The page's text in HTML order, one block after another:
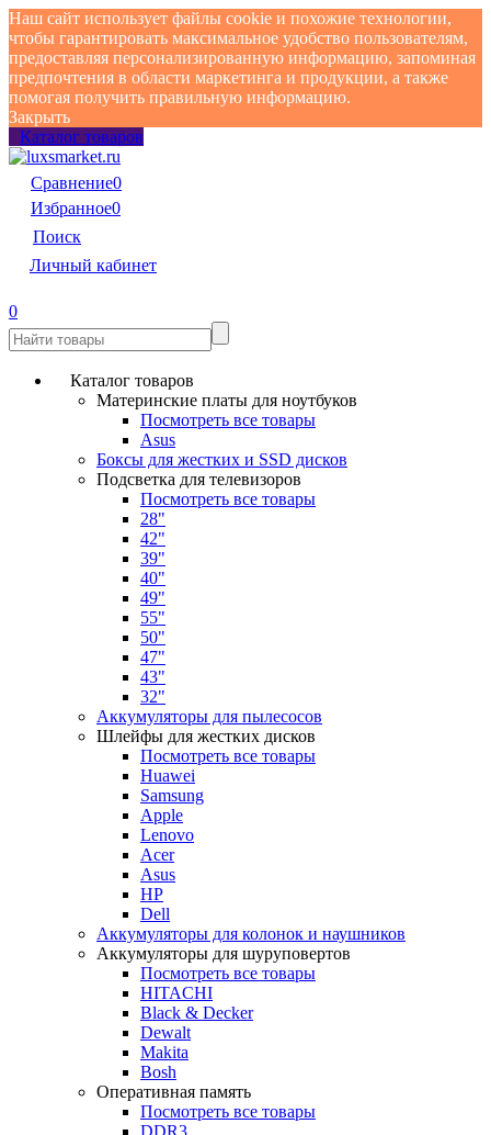
Наш сайт использует файлы cookie и похожие технологии,
чтобы гарантировать максимальное удобство пользователям,
предоставляя персонализированную информацию, запоминая
предпочтения в области маркетинга и продукции, а также
помогая получить правильную информацию.
Закрыть
Каталог товаров
Сравнение0
Избранное0
Поиск
Личный кабинет
0
Каталог товаров
Материнские платы для ноутбуков
Посмотреть все товары
Asus
Боксы для жестких и SSD дисков
Подсветка для телевизоров
Посмотреть все товары
28"
42"
39"
40"
49"
55"
50"
47"
43"
32"
Аккумуляторы для пылесосов
Шлейфы для жестких дисков
Посмотреть все товары
Huawei
Samsung
Apple
Lenovo
Acer
Asus
HP
Dell
Аккумуляторы для колонок и наушников
Аккумуляторы для шуруповертов
Посмотреть все товары
HITACHI
Black & Decker
Dewalt
Makita
Bosh
Оперативная память
Посмотреть все товары
DDR3